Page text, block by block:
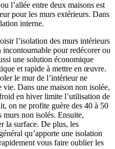
l’allée entre deux maisons est
pour les murs extérieurs. Dans
interne.
l’isolation des murs intérieurs
pour redécorer ou
une solution économique
et rapide à mettre en œuvre.
le mur de l’intérieur ne
vie. Dans une maison non isolée,
en hiver limite l’utilisation de
on ne profite guère des 40 à 50
murs non isolés. Ensuite,
la surface. De plus, les
qu’apporte une isolation
vous faire oublier les